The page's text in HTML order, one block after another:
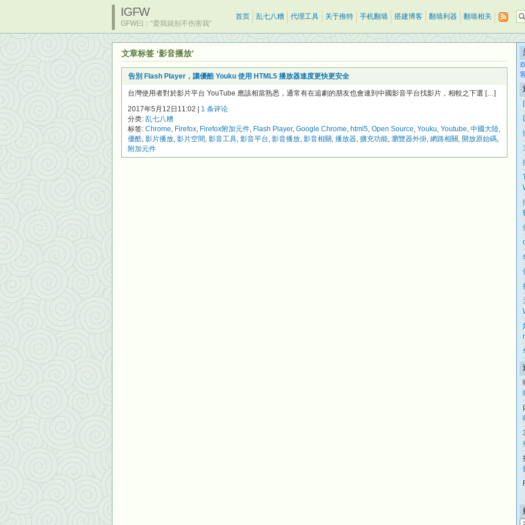
IGFW
GFW曰：“爱我就别不伤害我”
首页 乱七八糟 代理工具 关于推特 手机翻墙 搭建博客 翻墙利器 翻墙相关
文章标签 ‘影音播放’
告別 Flash Player，讓優酷 Youku 使用 HTML5 播放器速度更快更安全
台灣使用者對於影片平台 YouTube 應該相當熟悉，通常有在追劇的朋友也會連到中國影音平台找影片，相較之下選 […]
2017年5月12日11:02 | 1 条评论
分类: 乱七八糟
标签: Chrome, Firefox, Firefox附加元件, Flash Player, Google Chrome, html5, Open Source, Youku, Youtube, 中國大陸,
優酷, 影片播放, 影片空間, 影音工具, 影音平台, 影音播放, 影音相關, 播放器, 擴充功能, 瀏覽器外掛, 網路相關, 開放原始碼,
附加元件